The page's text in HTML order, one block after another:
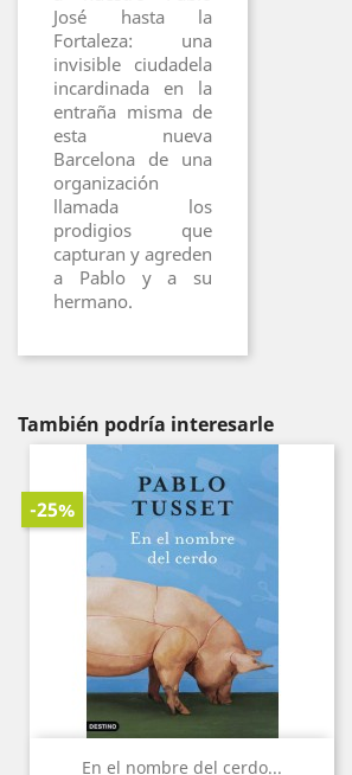
José hasta la
Fortaleza: una
invisible ciudadela
incardinada en la
entraña misma de
esta nueva
Barcelona de una
organización
llamada los
prodigios que
capturan y agreden
a Pablo y a su
hermano.
También podría interesarle
En el nombre del cerdo...
-25%